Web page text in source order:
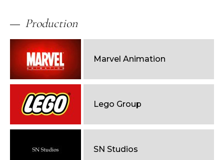
Production
Marvel Animation
Lego Group
SN Studios